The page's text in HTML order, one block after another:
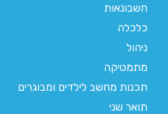
חשבונאות
כלכלה
ניהול
מתמטיקה
תכנות מחשב לילדים ומבוגרים
תואר שני